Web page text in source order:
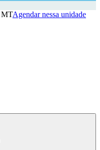
MTAgendar nessa unidade